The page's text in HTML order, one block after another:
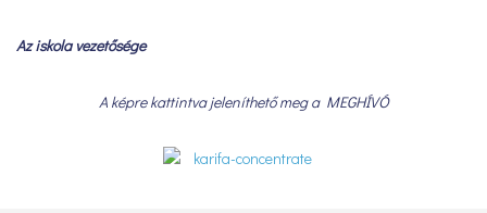
Az iskola vezetősége
A képre kattintva jeleníthető meg a MEGHÍVÓ